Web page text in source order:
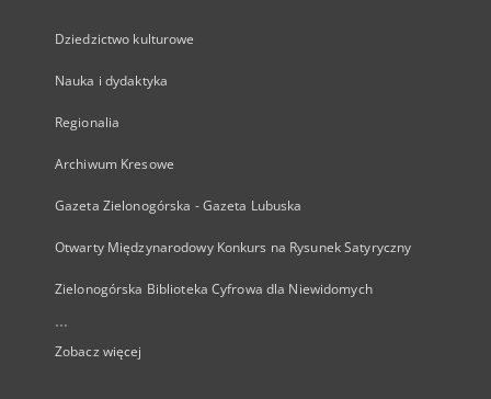
Dziedzictwo kulturowe
Nauka i dydaktyka
Regionalia
Archiwum Kresowe
Gazeta Zielonogórska - Gazeta Lubuska
Otwarty Międzynarodowy Konkurs na Rysunek Satyryczny
Zielonogórska Biblioteka Cyfrowa dla Niewidomych
...
Zobacz więcej